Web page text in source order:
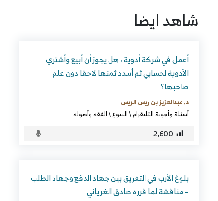
شاهد ايضا
أعمل في شركة أدوية ، هل يجوز أن أبيع وأشتري
الأدوية لحسابي ثم أسدد ثمنها لاحقا دون علم
صاحبها؟
د. عبدالعزيز بن ريس الريس
أسئلة وأجوبة التليقرام\البيوع\الفقه وأصوله
2٬600
بلوغ الأرب في التفريق بين جهاد الدفع وجهاد الطلب
– مناقشة لما قرره صادق الغرياني